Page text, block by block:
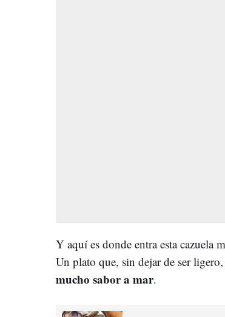
Y aquí es donde entra esta cazuela
Un plato que, sin dejar de ser ligero,
mucho sabor a mar.